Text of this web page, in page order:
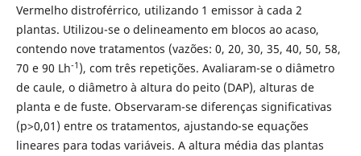
Vermelho distroférrico, utilizando 1 emissor à cada 2
plantas. Utilizou-se o delineamento em blocos ao acaso,
contendo nove tratamentos (vazões: 0, 20, 30, 35, 40, 50, 58,
70 e 90 Lh-1 ), com três repetições. Avaliaram-se o diâmetro
de caule, o diâmetro à altura do peito (DAP), alturas de
planta e de fuste. Observaram-se diferenças significativas
(p>0,01) entre os tratamentos, ajustando-se equações
lineares para todas variáveis. A altura média das plantas